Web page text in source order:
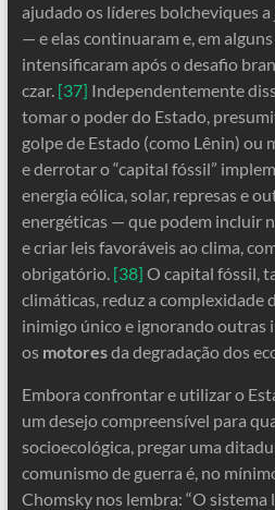
ajudado os líderes bolcheviques
— e elas continuaram e, em
intensificaram após o desafio
czar. [37] Independentemente
tomar o poder do Estado,
golpe de Estado (como Lênin)
e derrotar o “capital fóssil”
energia eólica, solar, represas e
energéticas — que podem incluir
e criar leis favoráveis ​​ao clima,
obrigatório. [38] O capital fóssil,
climáticas, reduz a complexidade
inimigo único e ignorando outras
os motoresda degradação dos
Embora confrontar e utilizar o
um desejo compreensível para
socioecológica, pregar uma
comunismo de guerra é, no
Chomsky nos lembra: “O